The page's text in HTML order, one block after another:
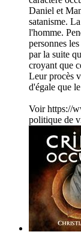
Daniel et
satanisme.
l'homme.
personnes
par la suite
croyant que
Leur procès
d'égale que
Voir https://
politique de